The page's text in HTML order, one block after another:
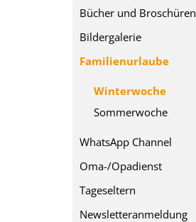
Bücher und Broschüren
Bildergalerie
Familienurlaube
Winterwoche
Sommerwoche
WhatsApp Channel
Oma-/Opadienst
Tageseltern
Newsletteranmeldung